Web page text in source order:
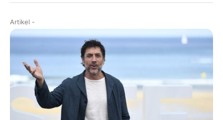
Artikel -